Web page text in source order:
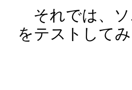
それでは、ソ
をテストして